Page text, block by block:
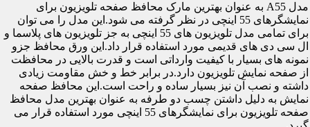
مدل A55 به عنوان بهترین مارک محافظ صفحه تلویزیون برای
نمایشگرهای 55 اینچی در نظر گرفته می شود.این مدل را می توان
برای تمامی مدل تلویزیون های 55 اینچی به جز تلویزیون های پلاسما و
ال سی دی های قدیمی مورد استفاده قرار داد.این ورق محافظ جزو
نمونه های بسیار با کیفیت وارداتی است و قدرت بالایی در محافظت
از صفحه نمایش تلویزیون دارد.در برابر خط و خش مقاومت زیادی
داشته و نصب آن نیز بسیار ساده و راحت است.این محافظ صفحه
نمایش به دلیل داشتن چسب دو طرفه به عنوان بهترین مدل محافظ
صفحه تلویزیون برای نمایشگرهای 55 اینچی مورد استفاده قرار می